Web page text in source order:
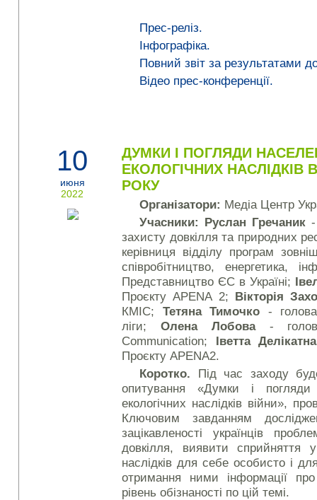
Прес-реліз.
Інфографіка.
Повний звіт за результатами
Відео прес-конференції.
10
июня
2022
ДУМКИ І ПОГЛЯДИ
ЕКОЛОГІЧНИХ НАСЛІДКІВ
РОКУ
Організатори: Медіа Центр
Учасники: Руслан Гречаник
захисту довкілля та природних
керівниця відділу програм
співробітництво, енергетика,
Представництво ЄС в Україні;
Проєкту APENA 2; Вікторія
КМІС; Тетяна Тимочко - голова
ліги;Олена Лобова-
Communication; Іветта Делікатна
Проєкту APENA2.
Коротко. Під час заходу
опитування «Думки і
екологічних наслідків війни»,
Ключовим завданням
зацікавленості українців
довкілля, виявити сприйняття
наслідків для себе особисто і
отримання ними інформації про
рівень обізнаності по цій темі.